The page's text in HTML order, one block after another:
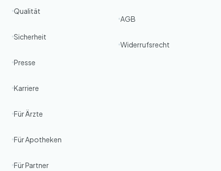
Qualität
Sicherheit
Presse
Karriere
Für Ärzte
Für Apotheken
Für Partner
AGB
Widerrufsrecht